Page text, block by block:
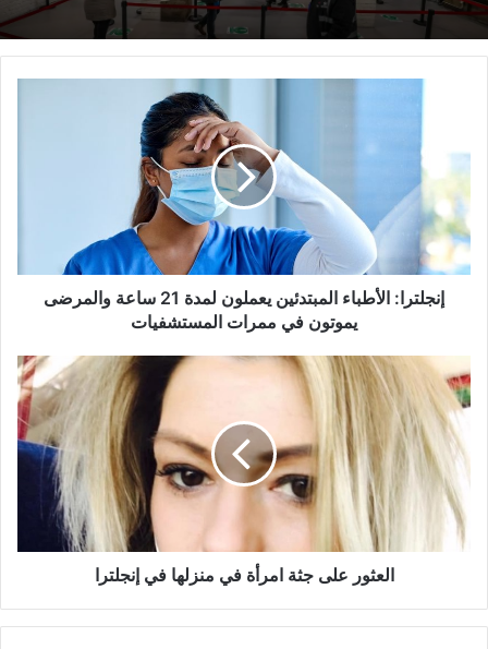
يعملون
لمدة
21
ساعة
والمرضى
يموتون
إنجلترا: الأطباء المبتدئين يعملون لمدة 21 ساعة والمرضى
يموتون في ممرات المستشفيات
على
جثة
امرأة
في
منزلها
في
إنجلترا
العثور على جثة امرأة في منزلها في إنجلترا